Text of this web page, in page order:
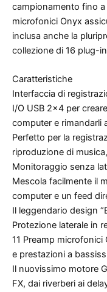
campionamento fino
microfonici Onyx
inclusa anche la
collezione di 16 plug-
Caratteristiche
Interfaccia di
I/O USB 2×4 per
computer e rimandarli
Perfetto per la
riproduzione di
Monitoraggio senza
Mescola facilmente il
computer e un feed
Il leggendario design
Protezione laterale in
11 Preamp
e prestazioni a
Il nuovissimo motore
FX, dai riverberi ai